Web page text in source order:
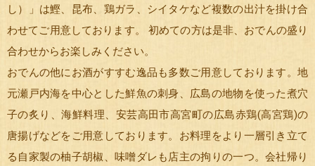
し）」は鰹、昆布、鶏ガラ、シイタケなど複数の出汁を掛け合
わせてご用意しております。 初めての方は是非、おでんの盛り
合わせからお楽しみください。
おでんの他にお酒がすすむ逸品も多数ご用意しております。地
元瀬戸内海を中心とした鮮魚の刺身、広島の地物を使った煮穴
子の炙り、海鮮料理、安芸高田市高宮町の広島赤鶏(高宮鶏)の
唐揚げなどをご用意しております。お料理をより一層引き立て
る自家製の柚子胡椒、味噌ダレも店主の拘りの一つ。会社帰り